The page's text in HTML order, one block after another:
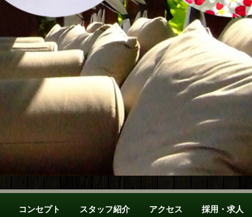
コンセプト スタッフ紹介 アクセス 採用・求人